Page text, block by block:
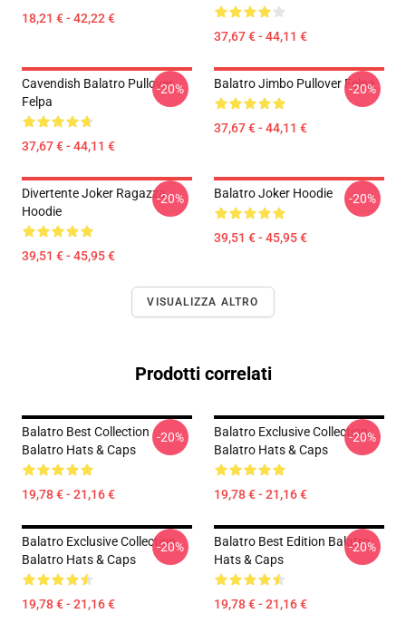
18,21 € - 42,22 €
37,67 € - 44,11 €
Cavendish Balatro Pullover
Felpa
37,67 € - 44,11 €
-20% Balatro Jimbo Pullover Felpa
37,67 € - 44,11 €
-20%
Divertente Joker Ragazza
Hoodie
39,51 € - 45,95 €
-20% Balatro Joker Hoodie
39,51 € - 45,95 €
-20%
VISUALIZZA ALTRO
Prodotti correlati
Balatro Best Collection
Balatro Hats & Caps
19,78 € - 21,16 €
-20%
Balatro Exclusive Collection
Balatro Hats & Caps
19,78 € - 21,16 €
-20%
Balatro Exclusive Collection
Balatro Hats & Caps
19,78 € - 21,16 €
-20%
Balatro Best Edition Balatro
Hats & Caps
19,78 € - 21,16 €
-20%